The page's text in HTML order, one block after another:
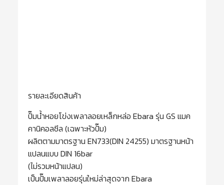
รายละเอียดสินค้า
ปั๊มน้ำหอยโข่งเพลาลอยเหล็กหล่อ Ebara รุ่น GS แมค
คานิคอลซีล (เฉพาะหัวปั๊ม)
ผลิตตามมาตรฐาน EN733(DIN 24255) มาตรฐานหน้า
แปลนแบบ DIN 16bar
(ไม่รวมหน้าแปลน)
เป็นปั๊มเพลาลอยรุ่นใหม่ล่าสุดจาก Ebara